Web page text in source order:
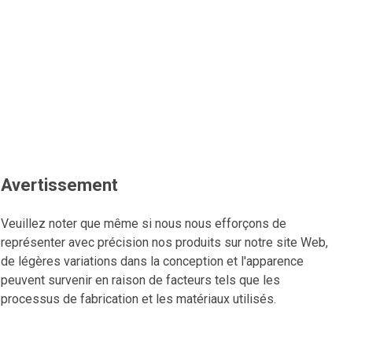
Avertissement
Veuillez noter que même si nous nous efforçons de
représenter avec précision nos produits sur notre site Web,
de légères variations dans la conception et l'apparence
peuvent survenir en raison de facteurs tels que les
processus de fabrication et les matériaux utilisés.